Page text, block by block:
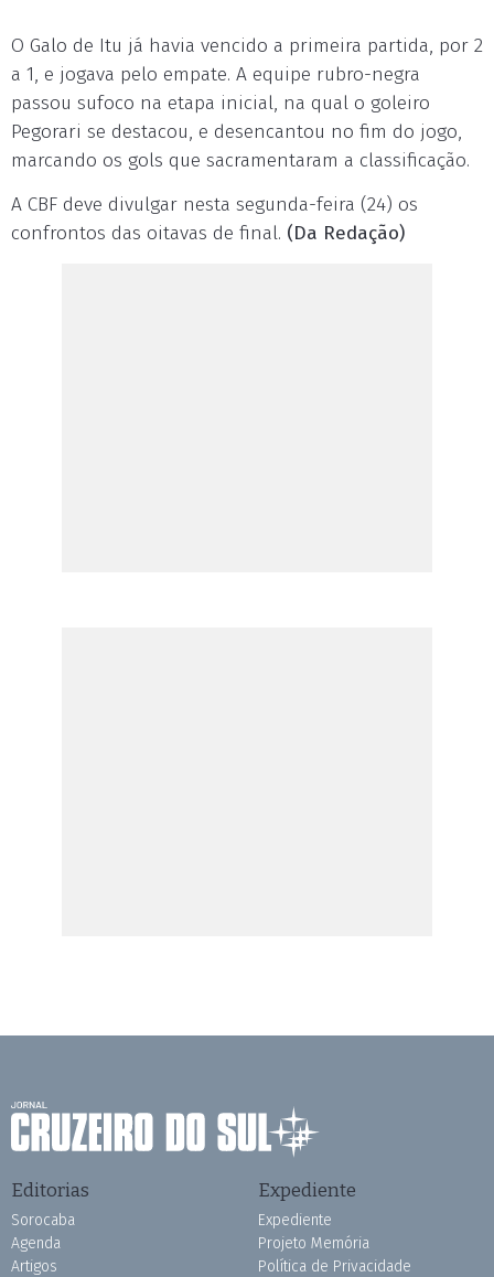
O Galo de Itu já havia vencido a primeira partida, por 2
a 1, e jogava pelo empate. A equipe rubro-negra
passou sufoco na etapa inicial, na qual o goleiro
Pegorari se destacou, e desencantou no fim do jogo,
marcando os gols que sacramentaram a classificação.
A CBF deve divulgar nesta segunda-feira (24) os
confrontos das oitavas de final. (Da Redação)
Editorias
Sorocaba
Agenda
Artigos
Expediente
Expediente
Projeto Memória
Política de Privacidade